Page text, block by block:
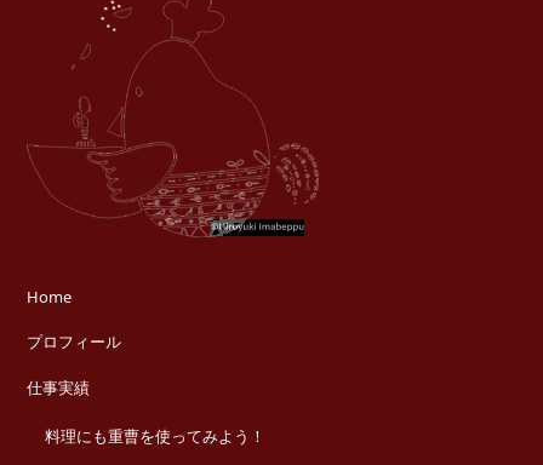
Home
プロフィール
仕事実績
料理にも重曹を使ってみよう！